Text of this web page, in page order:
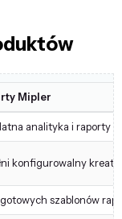
Mipler
analityka i raporty
konfigurowalny
szablonów